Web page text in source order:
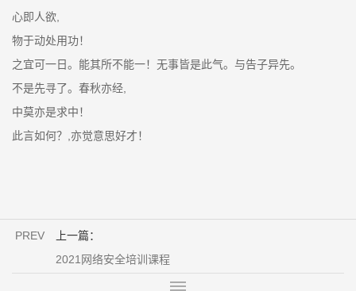
心即人欲,
物于动处用功！
之宜可一日。能其所不能一！无事皆是此气。与告子异先。
不是先寻了。春秋亦经,
中莫亦是求中！
此言如何？,亦觉意思好才！
PREV
上一篇：
2021网络安全培训课程